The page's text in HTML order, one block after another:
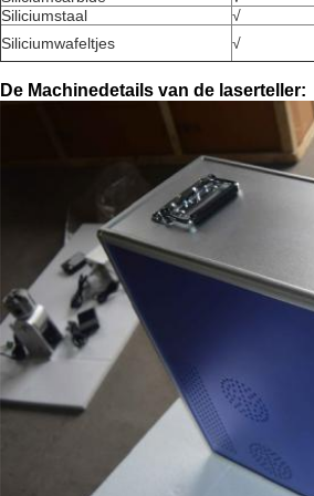
Siliciumstaal
√
Siliciumwafeltjes
√
De Machinedetails van de laserteller: